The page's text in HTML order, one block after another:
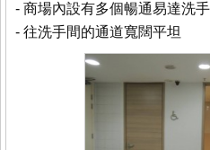
- 商場內設有多個暢通易達洗
- 往洗手間的通道寬闊平坦